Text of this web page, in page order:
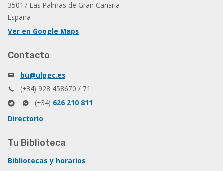
35017 Las Palmas de Gran Canaria
España
Ver en Google Maps
Contacto
bu@ulpgc.es
(+34) 928 458670 / 71
(+34) 626 210 811
Directorio
Tu Biblioteca
Bibliotecas y horarios